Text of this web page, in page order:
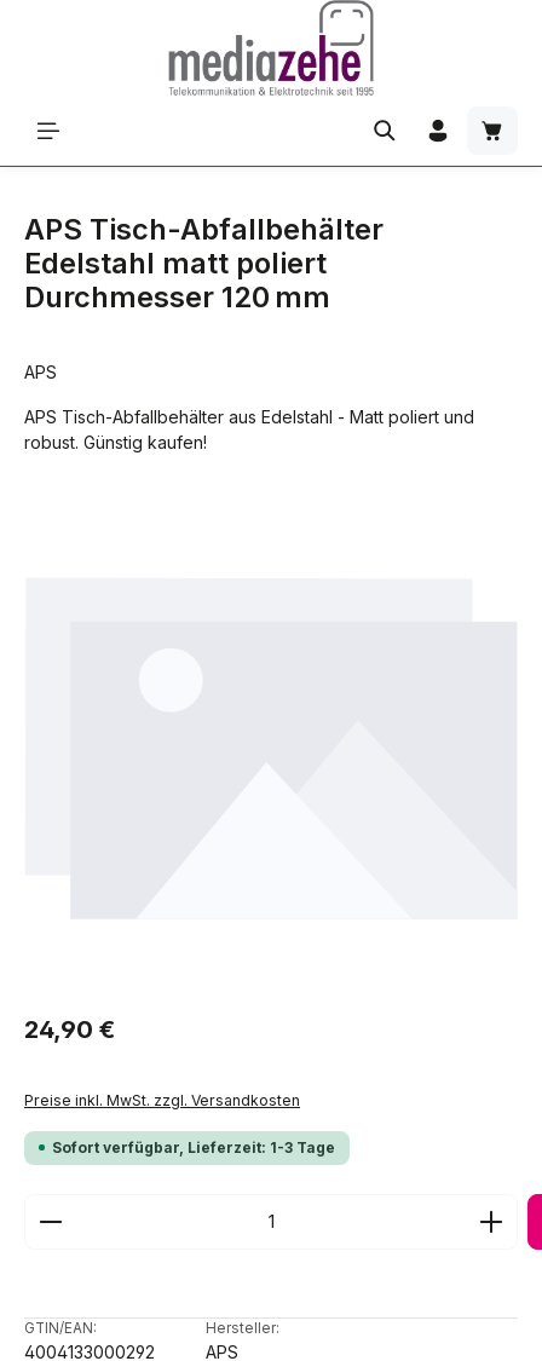
APS Tisch-Abfallbehälter
Edelstahl matt poliert
Durchmesser 120 mm
APS
APS Tisch-Abfallbehälter aus Edelstahl - Matt poliert und
robust. Günstig kaufen!
Regulärer Preis:
24,90 €
Preise inkl. MwSt. zzgl. Versandkosten
Sofort verfügbar, Lieferzeit: 1-3 Tage
Produkt Anzahl: Gib den gewünschten Wert ein
GTIN/EAN:
4004133000292
Hersteller:
APS